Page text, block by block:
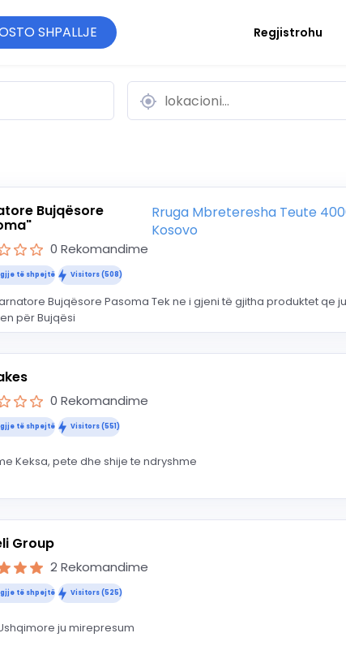
SHPALLJE Regjistrohu
Bujqësore
Rruga Mbreteresha Teute
Kosovo
0 Rekomandime
të shpejtë Visitors (508)
Bujqësore Pasoma Tek ne i gjeni të gjitha produktet qe ju
për Bujqësi
0 Rekomandime
të shpejtë Visitors (551)
Keksa, pete dhe shije te ndryshme
Group
2 Rekomandime
të shpejtë Visitors (525)
ju mirepresum